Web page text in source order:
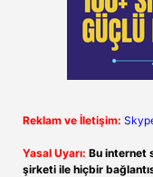
Reklam ve İletişim:
Yasal Uyarı: Bu internet
şirketi ile hiçbir